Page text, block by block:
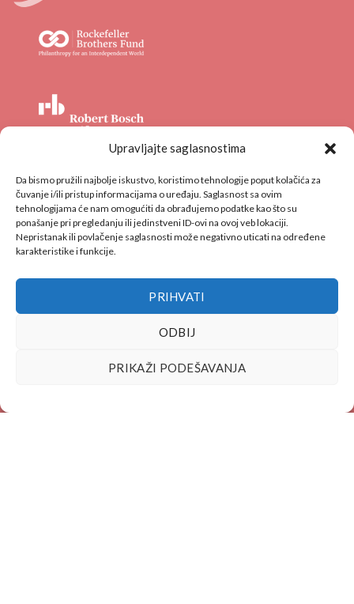
Upravljajte saglasnostima
Da bismo pružili najbolje iskustvo, koristimo tehnologije poput kolačića za
čuvanje i/ili pristup informacijama o uređaju. Saglasnost sa ovim
tehnologijama će nam omogućiti da obrađujemo podatke kao što su
ponašanje pri pregledanju ili jedinstveni ID-ovi na ovoj veb lokaciji.
Nepristanak ili povlačenje saglasnosti može negativno uticati na određene
karakteristike i funkcije.
PRIHVATI
ODBIJ
PRIKAŽI PODEŠAVANJA
Ostali prijatelji COI SBS
KONTAKTIRAJTE NAS:
ADRESA:Kralja Tvrtka 1, 71 000 Sarajevo
TEL:+387 33 667 673
office@coi-stepbystep.ba